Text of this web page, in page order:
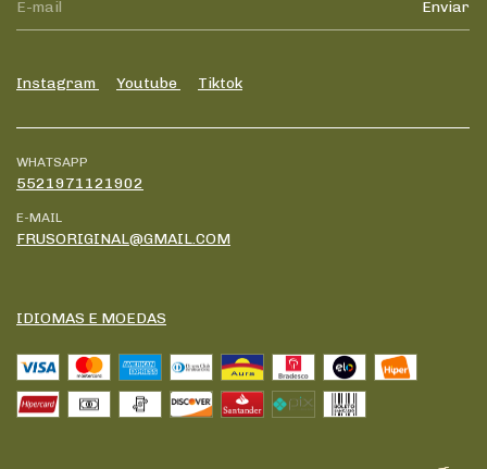
Instagram Youtube Tiktok
WHATSAPP
5521971121902
E-MAIL
FRUSORIGINAL@GMAIL.COM
IDIOMAS E MOEDAS